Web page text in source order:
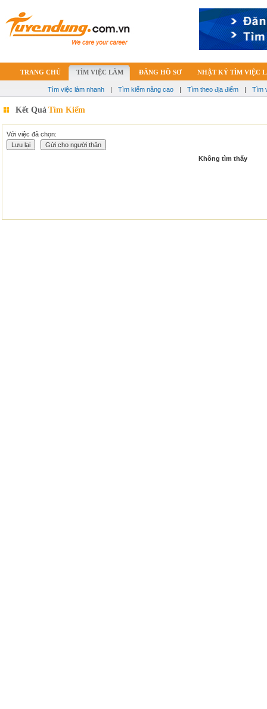
TRANG CHỦ TÌM VIỆC LÀM ĐĂNG HỒ SƠ NHẬT KÝ TÌM VIỆC
Tìm việc làm nhanh | Tìm kiếm nâng cao | Tìm theo địa điểm | Tìm
Kết Quả Tìm Kiếm
Với việc đã chọn:
Không tìm thấy